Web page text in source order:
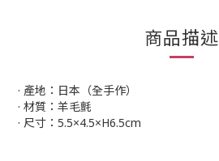
商品描述
· 產地：日本（全手作）
· 材質：羊毛氈
· 尺寸：5.5×4.5×H6.5cm